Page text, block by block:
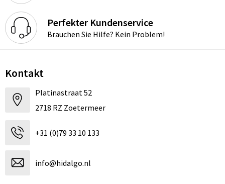
Perfekter Kundenservice
Brauchen Sie Hilfe? Kein Problem!
Kontakt
Platinastraat 52
2718 RZ Zoetermeer
+31 (0)79 33 10 133
info@hidalgo.nl